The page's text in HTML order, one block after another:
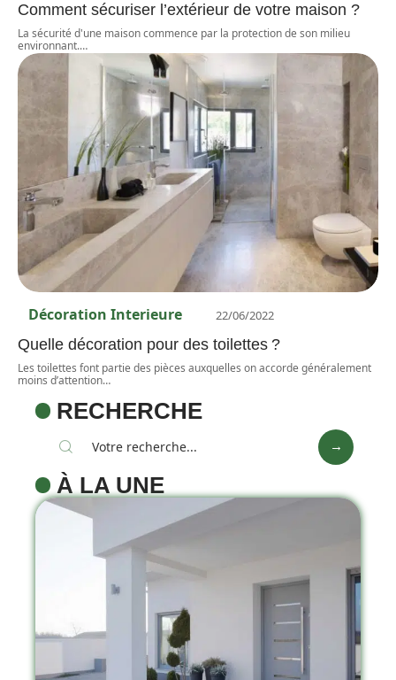
Comment sécuriser l’extérieur de votre maison ?
La sécurité d'une maison commence par la protection de son milieu
environnant.…
Décoration Interieure 22/06/2022
Quelle décoration pour des toilettes ?
Les toilettes font partie des pièces auxquelles on accorde généralement
moins d’attention…
RECHERCHE
À LA UNE